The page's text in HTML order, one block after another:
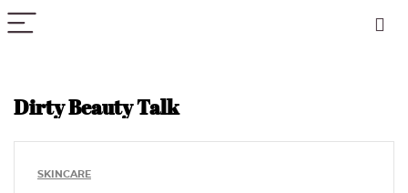
Dirty Beauty Talk
SKINCARE